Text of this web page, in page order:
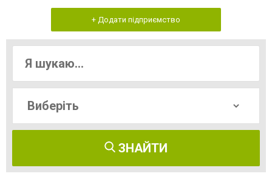
+ Додати підприємство
ЗНАЙТИ